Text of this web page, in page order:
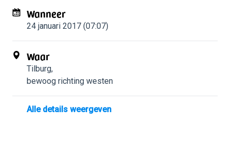
Wanneer
24 januari 2017 (07:07)
Waar
Tilburg,
bewoog richting westen
Alle details weergeven